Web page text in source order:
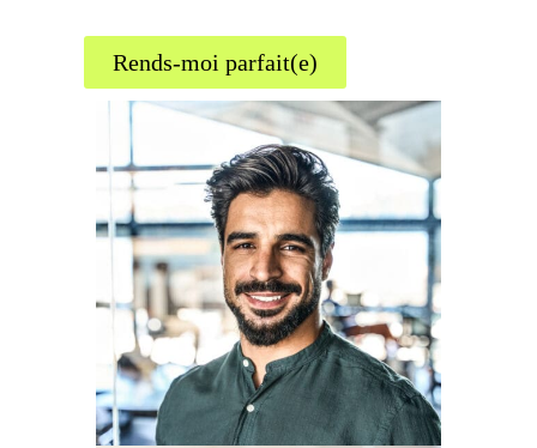
Rends-moi parfait(e)